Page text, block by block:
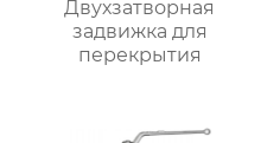
Двухзатворная
задвижка для
перекрытия